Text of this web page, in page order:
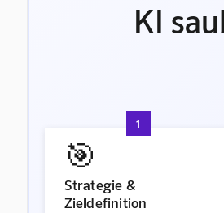
KI
1
🎯
Strategie &
Zieldefinition